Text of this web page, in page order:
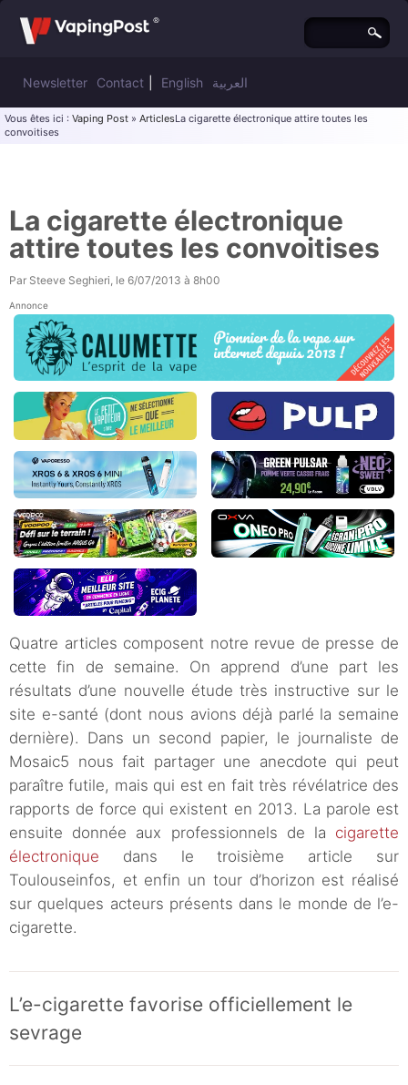
Newsletter Contact English العربية
Vous êtes ici : Vaping Post » ArticlesLa cigarette électronique attire toutes les
convoitises
La cigarette électronique
attire toutes les convoitises
Par Steeve Seghieri, le 6/07/2013 à 8h00
Annonce
Quatre articles composent notre revue de presse de
cette fin de semaine. On apprend d’une part les
résultats d’une nouvelle étude très instructive sur le
site e-santé (dont nous avions déjà parlé la semaine
dernière). Dans un second papier, le journaliste de
Mosaic5 nous fait partager une anecdote qui peut
paraître futile, mais qui est en fait très révélatrice des
rapports de force qui existent en 2013. La parole est
ensuite donnée aux professionnels de la cigarette
électronique dans le troisième article sur
Toulouseinfos, et enfin un tour d’horizon est réalisé
sur quelques acteurs présents dans le monde de l’e-
cigarette.
L’e-cigarette favorise officiellement le
sevrage